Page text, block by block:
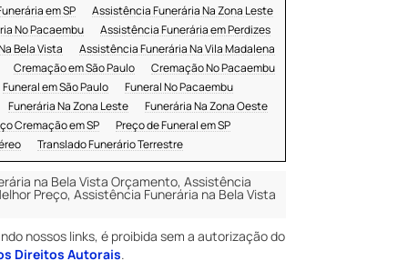
em SP
Assistência Funerária Na Zona Leste
No Pacaembu
Assistência Funerária em Perdizes
Bela Vista
Assistência Funerária Na Vila Madalena
Cremação em São Paulo
Cremação No Pacaembu
Funeral em São Paulo
Funeral No Pacaembu
Funerária Na Zona Leste
Funerária Na Zona Oeste
Cremação em SP
Preço de Funeral em SP
Translado Funerário Terrestre
na Bela Vista Orçamento, Assistência
Preço, Assistência Funerária na Bela Vista
nossos links, é proibida sem a autorização do
Direitos Autorais.